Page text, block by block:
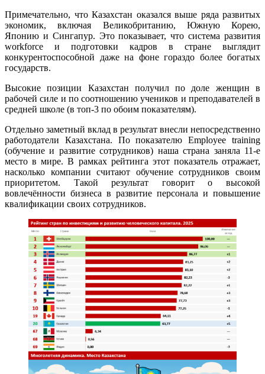
Примечательно, что Казахстан оказался выше ряда развитых
экономик, включая Великобританию, Южную Корею,
Японию и Сингапур. Это показывает, что система развития
workforce и подготовки кадров в стране выглядит
конкурентоспособной даже на фоне гораздо более богатых
государств.
Высокие позиции Казахстан получил по доле женщин в
рабочей силе и по соотношению учеников и преподавателей в
средней школе (в топ-3 по обоим показателям).
Отдельно заметный вклад в результат внесли непосредственно
работодатели Казахстана. По показателю Employee training
(обучение и развитие сотрудников) наша страна заняла 11-е
место в мире. В рамках рейтинга этот показатель отражает,
насколько компании считают обучение сотрудников своим
приоритетом. Такой результат говорит о высокой
вовлечённости бизнеса в развитие персонала и повышение
квалификации своих сотрудников.